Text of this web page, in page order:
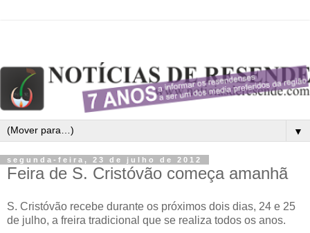
▼
segunda-feira, 23 de julho de 2012
Feira de S. Cristóvão começa amanhã
S. Cristóvão recebe durante os próximos dois dias, 24 e 25
de julho, a freira tradicional que se realiza todos os anos.